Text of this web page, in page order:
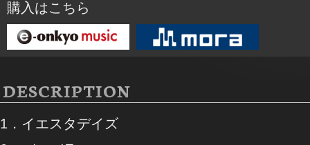
購入はこちら
DESCRIPTION
1．イエスタデイズ